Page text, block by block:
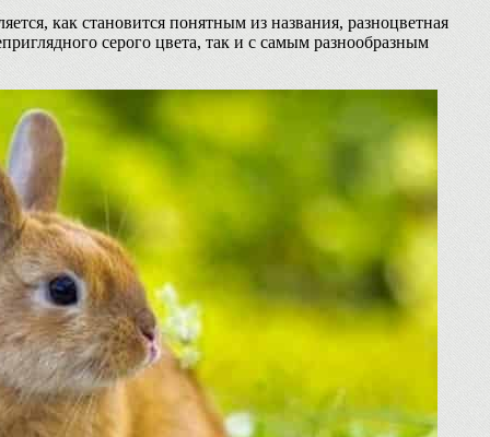
как становится понятным из названия, разноцветная
серого цвета, так и с самым разнообразным